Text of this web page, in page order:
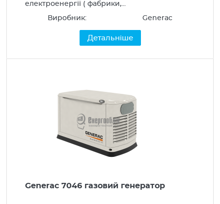
LED Освітлення
електроенергії ( фабрики,...
Виробник: Generac
Детальніше
Generac 7046 газовий генератор